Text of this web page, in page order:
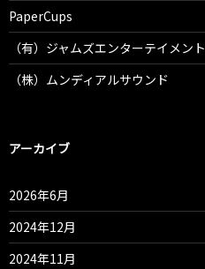
PaperCups
（有）ジャムズエンターテイメント
（株）ムンディアルサウンド
アーカイブ
2026年6月
2024年12月
2024年11月